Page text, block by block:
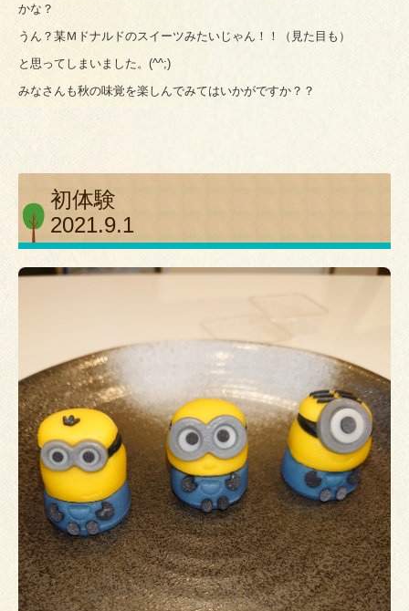
かな？
うん？某Ｍドナルドのスイーツみたいじゃん！！（見た目も）
と思ってしまいました。(^^;)
みなさんも秋の味覚を楽しんでみてはいかがですか？？
初体験
2021.9.1